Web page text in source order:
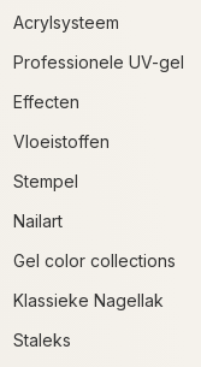
Acrylsysteem
Professionele UV-gel
Effecten
Vloeistoffen
Stempel
Nailart
Gel color collections
Klassieke Nagellak
Staleks